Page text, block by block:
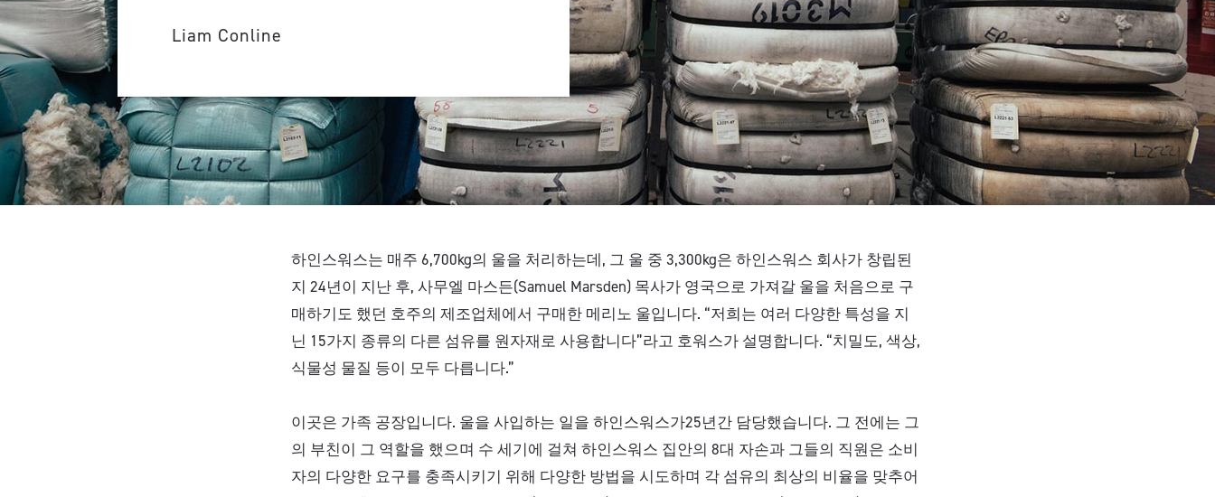
Liam Conline
하인스워스는 매주 6,700kg의 울을 처리하는데, 그 울 중 3,300kg은 하인스워스 회사가 창립된
지 24년이 지난 후, 사무엘 마스든(Samuel Marsden) 목사가 영국으로 가져갈 울을 처음으로 구
매하기도 했던 호주의 제조업체에서 구매한 메리노 울입니다. “저희는 여러 다양한 특성을 지
닌 15가지 종류의 다른 섬유를 원자재로 사용합니다”라고 호워스가 설명합니다. “치밀도, 색상,
식물성 물질 등이 모두 다릅니다.”
이곳은 가족 공장입니다. 울을 사입하는 일을 하인스워스가25년간 담당했습니다. 그 전에는 그
의 부친이 그 역할을 했으며 수 세기에 걸쳐 하인스워스 집안의 8대 자손과 그들의 직원은 소비
자의 다양한 요구를 충족시키기 위해 다양한 방법을 시도하며 각 섬유의 최상의 비율을 맞추어